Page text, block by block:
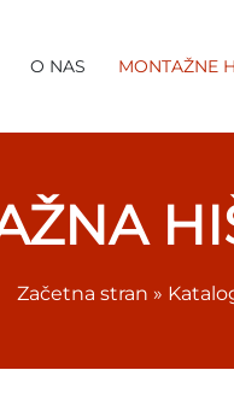
O NAS MONTAŽNE
Začetna stran »